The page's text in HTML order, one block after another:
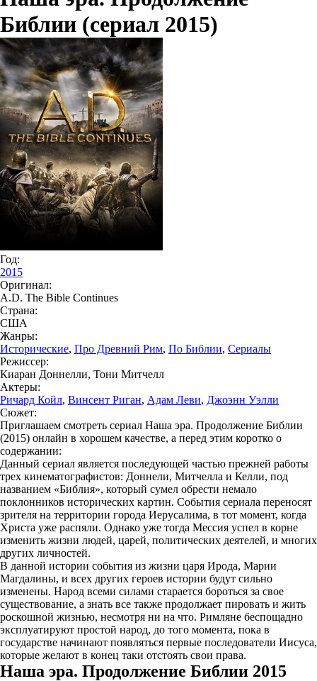
Библии (сериал 2015)
Год:
2015
Оригинал:
A.D. The Bible Continues
Страна:
США
Жанры:
Исторические, Про Древний Рим, По Библии, Сериалы
Режиссер:
Киаран Доннелли, Тони Митчелл
Актеры:
Ричард Койл, Винсент Риган, Адам Леви, Джоэнн Уэлли
Сюжет:
Приглашаем смотреть сериал Наша эра. Продолжение Библии
(2015) онлайн в хорошем качестве, а перед этим коротко о
содержании:
Данный сериал является последующей частью прежней работы
трех кинематографистов: Доннели, Митчелла и Келли, под
названием «Библия», который сумел обрести немало
поклонников исторических картин. События сериала переносят
зрителя на территории города Иерусалима, в тот момент, когда
Христа уже распяли. Однако уже тогда Мессия успел в корне
изменить жизни людей, царей, политических деятелей, и многих
других личностей.
В данной истории события из жизни царя Ирода, Марии
Магдалины, и всех других героев истории будут сильно
изменены. Народ всеми силами старается бороться за свое
существование, а знать все также продолжает пировать и жить
роскошной жизнью, несмотря ни на что. Римляне беспощадно
эксплуатируют простой народ, до того момента, пока в
государстве начинают появляться первые последователи Иисуса,
которые желают в конец таки отстоять свои права.
Наша эра. Продолжение Библии 2015